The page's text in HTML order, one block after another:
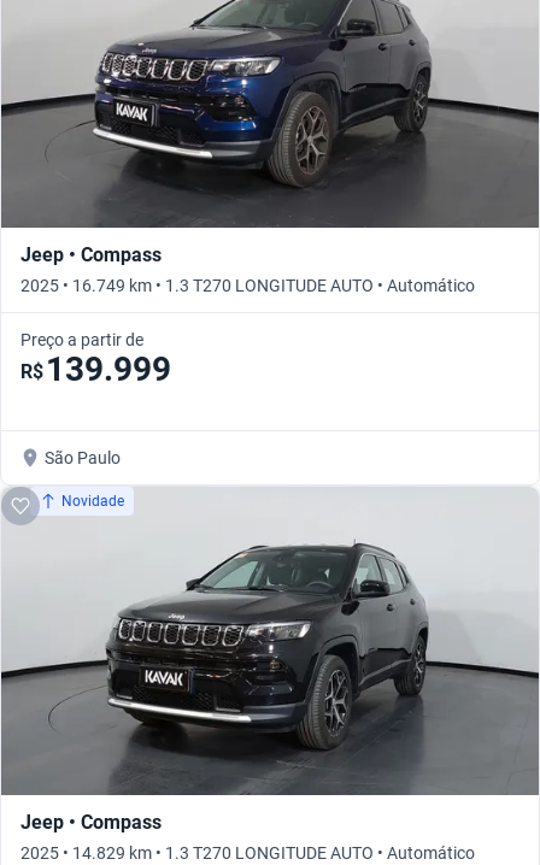
Jeep • Compass
2025 • 16.749 km • 1.3 T270 LONGITUDE AUTO • Automático
Preço a partir de
R$ 139.999
São Paulo
Novidade
Jeep • Compass
2025 • 14.829 km • 1.3 T270 LONGITUDE AUTO • Automático